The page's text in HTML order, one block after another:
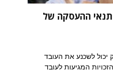
ההעסקה של
יכול לשכנע את העובד
המגיעות לעובד